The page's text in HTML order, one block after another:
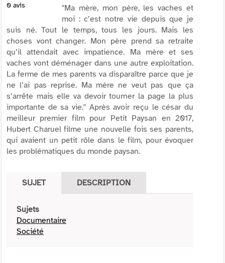
0 avis
"Ma mère, mon père, les vaches et
moi : c’est notre vie depuis que je
suis né. Tout le temps, tous les jours. Mais les
choses vont changer. Mon père prend sa retraite
qu’il attendait avec impatience. Ma mère et ses
vaches vont déménager dans une autre exploitation.
La ferme de mes parents va disparaître parce que je
ne l’ai pas reprise. Ma mère ne veut pas que ça
s’arrête mais elle va devoir tourner la page la plus
importante de sa vie." Après avoir reçu le césar du
meilleur premier film pour Petit Paysan en 2017,
Hubert Charuel filme une nouvelle fois ses parents,
qui avaient un petit rôle dans le film, pour évoquer
les problématiques du monde paysan.
SUJET DESCRIPTION
Sujets
Documentaire
Société